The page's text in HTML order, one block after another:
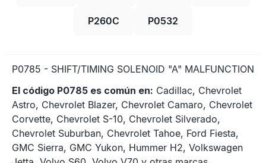
P260C P0532
P0785 - SHIFT/TIMING SOLENOID "A" MALFUNCTION
El código P0785 es común en: Cadillac, Chevrolet
Astro, Chevrolet Blazer, Chevrolet Camaro, Chevrolet
Corvette, Chevrolet S-10, Chevrolet Silverado,
Chevrolet Suburban, Chevrolet Tahoe, Ford Fiesta,
GMC Sierra, GMC Yukon, Hummer H2, Volkswagen